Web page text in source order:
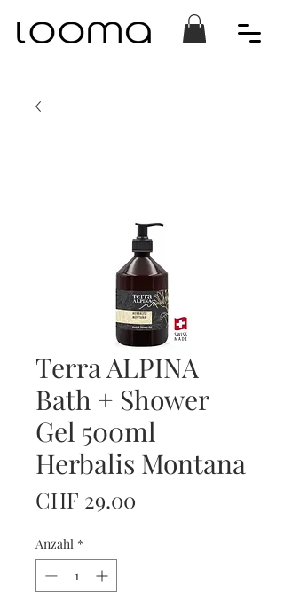
Terra ALPINA
Bath + Shower
Gel 500ml
Herbalis Montana
CHF 29.00
Anzahl *